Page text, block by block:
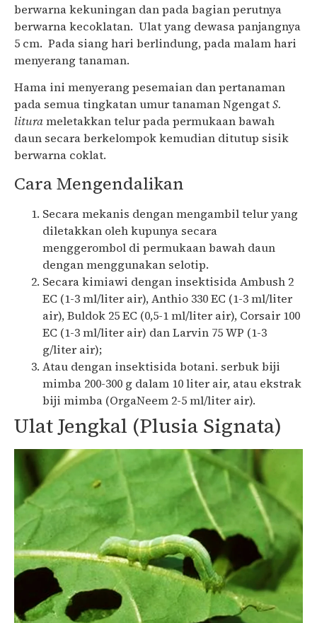
berwarna kekuningan dan pada bagian perutnya
berwarna kecoklatan. Ulat yang dewasa panjangnya
5 cm. Pada siang hari berlindung, pada malam hari
menyerang tanaman.
Hama ini menyerang pesemaian dan pertanaman
pada semua tingkatan umur tanaman NgengatS.
liturameletakkan telur pada permukaan bawah
daun secara berkelompok kemudian ditutup sisik
berwarna coklat.
Cara Mengendalikan
Secara mekanis dengan mengambil telur yang
diletakkan oleh kupunya secara
menggerombol di permukaan bawah daun
dengan menggunakan selotip.
Secara kimiawi dengan insektisida Ambush 2
EC (1-3 ml/liter air), Anthio 330 EC (1-3 ml/liter
air), Buldok 25 EC (0,5-1 ml/liter air), Corsair 100
EC (1-3 ml/liter air) dan Larvin 75 WP (1-3
g/liter air);
Atau dengan insektisida botani. serbuk biji
mimba 200-300 g dalam 10 liter air, atau ekstrak
biji mimba (OrgaNeem 2-5 ml/liter air).
Ulat Jengkal (Plusia Signata)